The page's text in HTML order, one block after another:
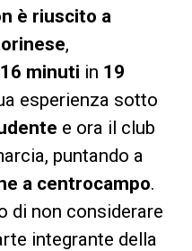
è riuscito a
,
minuti in 19
esperienza sotto
e ora il club
puntando a
a centrocampo.
di non considerare
integrante della